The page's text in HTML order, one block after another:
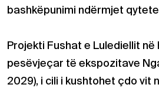
bashkëpunimi ndërmjet
Projekti Fushat e Lulediellit
pesëvjeçar të ekspozitave
2029), i cili i kushtohet çdo vit